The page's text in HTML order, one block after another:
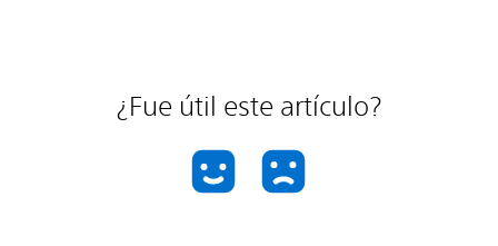
¿Fue útil este artículo?